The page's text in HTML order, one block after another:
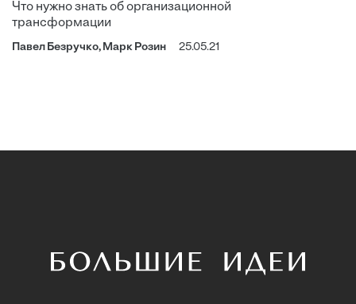
Что нужно знать об организационной
трансформации
Павел Безручко, Марк Розин 25.05.21